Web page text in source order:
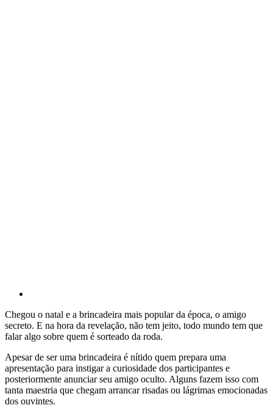
Chegou o natal e a brincadeira mais popular da época, o amigo
secreto. E na hora da revelação, não tem jeito, todo mundo tem que
falar algo sobre quem é sorteado da roda.
Apesar de ser uma brincadeira é nítido quem prepara uma
apresentação para instigar a curiosidade dos participantes e
posteriormente anunciar seu amigo oculto. Alguns fazem isso com
tanta maestria que chegam arrancar risadas ou lágrimas emocionadas
dos ouvintes.